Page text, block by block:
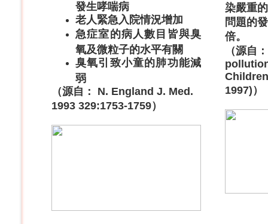
發生哮喘病
老人緊急入院情況增加
急症室的病人數目皆與臭
氧及微粒子的水平有關
臭氧引致小童的肺功能減
弱
（源自： N. England J. Med.
1993 329:1753-1759）
染嚴重
問題的
倍。
（源自
1997)）